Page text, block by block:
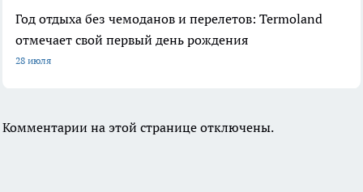
Год отдыха без чемоданов и перелетов: Termoland
отмечает свой первый день рождения
28 июля
Комментарии на этой странице отключены.